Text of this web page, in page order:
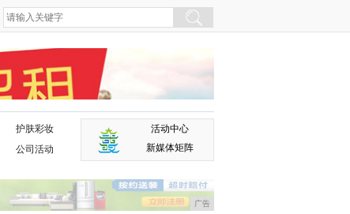
护肤彩妆
公司活动
活动中心
新媒体矩阵
广告